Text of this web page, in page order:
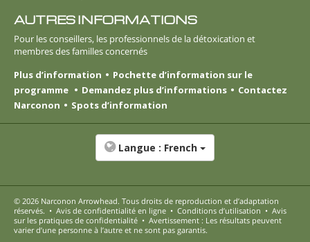
AUTRES INFORMATIONS
Pour les conseillers, les professionnels de la détoxication et
membres des familles concernés
Plus d’information
Pochette d’information sur le
programme
Demandez plus d’informations
Contactez
Narconon
Spots d’information
Langue : French
© 2026 Narconon Arrowhead. Tous droits de reproduction et d’adaptation
réservés. • Avis de confidentialité en ligne • Conditions d’utilisation • Avis
sur les pratiques de confidentialité • Avertissement : Les résultats peuvent
varier d’une personne à l’autre et ne sont pas garantis.